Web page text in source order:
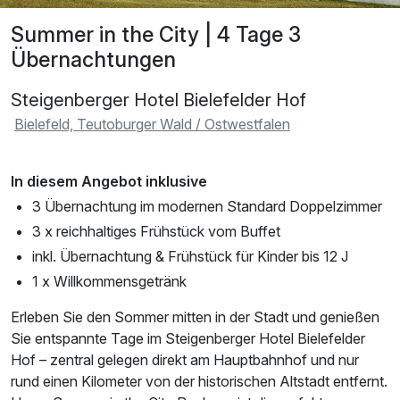
Summer in the City | 4 Tage 3
Übernachtungen
Steigenberger Hotel Bielefelder Hof
Bielefeld, Teutoburger Wald / Ostwestfalen
In diesem Angebot inklusive
3 Übernachtung im modernen Standard Doppelzimmer
3 x reichhaltiges Frühstück vom Buffet
inkl. Übernachtung & Frühstück für Kinder bis 12 J
1 x Willkommensgetränk
Erleben Sie den Sommer mitten in der Stadt und genießen
Sie entspannte Tage im Steigenberger Hotel Bielefelder
Hof – zentral gelegen direkt am Hauptbahnhof und nur
rund einen Kilometer von der historischen Altstadt entfernt.